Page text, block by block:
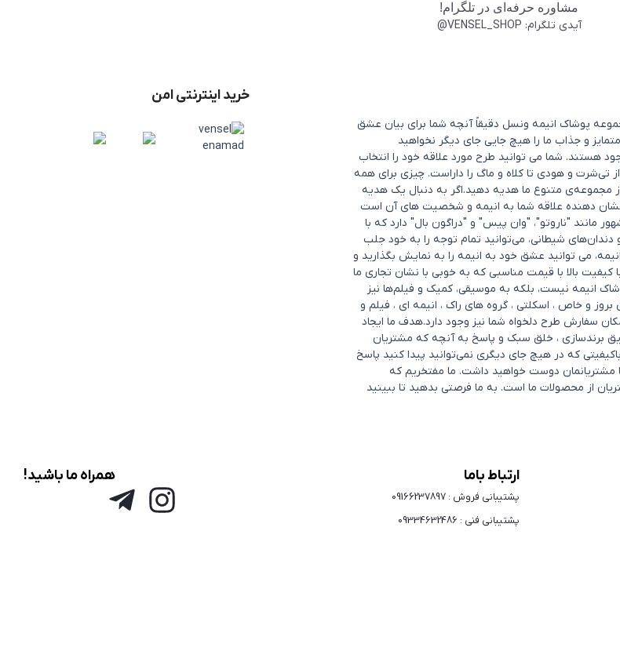
مشاوره حرفه‌ای در تلگرام!
آیدی تلگرام: VENSEL_SHOP@
پوشاک انیمه ونسل دقیقاً آنچه شما برای بیان عشق
و جذاب ما را هیچ جایی جای دیگر نخواهید
هستند. شما می توانید طرح مورد علاقه خود را انتخاب
تی‌شرت و هودی تا کلاه و ماگ را داراست. چیزی برای همه
مجموعه‌ی متنوع ما هدیه دهید.اگر به دنبال یک هدیه
دهنده علاقه شما به انیمه و شخصیت های آن است
"ناروتو"، "وان پیس" و "دراگون بال" دارد که با
شیطانی، می‌توانید تمام توجه را به خود جلب
می توانید عشق خود به انیمه را به نمایش بگذارید و
بالا با قیمت مناسبی که به خوبی با نشان تجاری ما
انیمه نیست، بلکه به موسیقی، کمیک و فیلم‌ها نیز
و خاص ، اسکلتی ، گروه های راک ، انیمه ای ، فیلم و
سفارش طرح دلخواه شما نیز وجود دارد.هدف ما ایجاد
برندسازی ، خلق سبک و پاسخ به آنچه که مشتریان
که در هیچ جای دیگری نمی‌توانید پیدا کنید پاسخ
مشتریانمان دوست خواهید داشت. ما مفتخریم که
مشتریان از محصولات ما است. به ما فرصتی بدهید تا ببینید
خرید اینترنتی امن
ارتباط باما
پشتیبانی فروش : 09166237897
پشتیبانی فنی : 09334632486
همراه ما باشید!